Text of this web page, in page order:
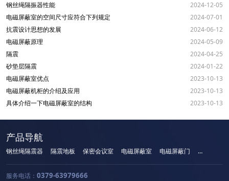
钢丝绳隔振器性能
2024-12-05
电磁屏蔽室的空间尺寸应符合下列规定
2024-07-01
抗震设计思想的发展
2024-06-12
电磁屏蔽原理
2024-05-09
隔震
2024-04-25
砂垫层隔震
2024-01-22
电磁屏蔽室优点
2023-10-13
电磁屏蔽机柜的介绍及应用
2023-10-13
具体介绍一下电磁屏蔽室的结构
2023-10-13
产品导航
钢丝绳隔震器 隔震地板 保密会议室 电磁屏蔽室 电磁屏蔽门 手机屏蔽柜
服务电话： 0379-63979666